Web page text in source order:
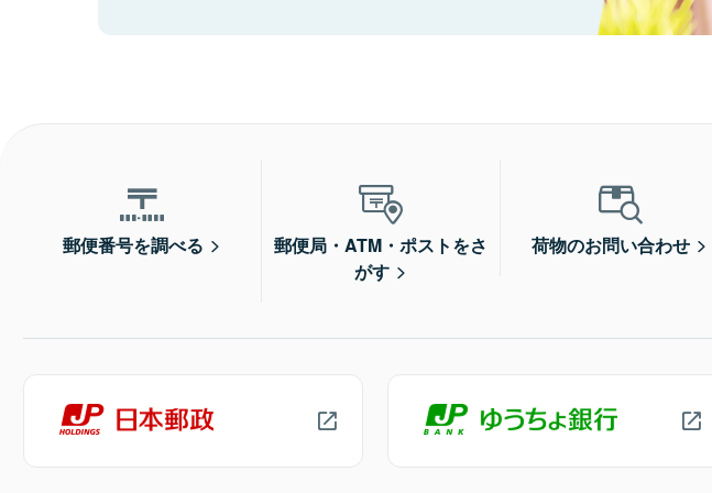
郵便番号を調べる
郵便局・ATM・ポストをさ
がす
荷物のお問い合わせ